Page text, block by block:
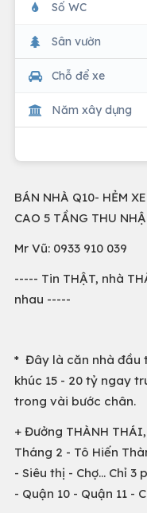
Số WC
Sân vườn
Chỗ để xe
Năm xây dựng
BÁN NHÀ Q10- HẺM
CAO 5 TẦNG THU
Mr Vũ: 0933 910 039
----- Tin THẬT, nhà
nhau -----
* Đây là căn nhà đầu
khúc 15 - 20 tỷ ngay
trong vài bước chân.
+ Đưởng THÀNH
Tháng 2 - Tô Hiến
- Siêu thị - Chợ... Chỉ 3
- Quận 10 - Quận 11 -